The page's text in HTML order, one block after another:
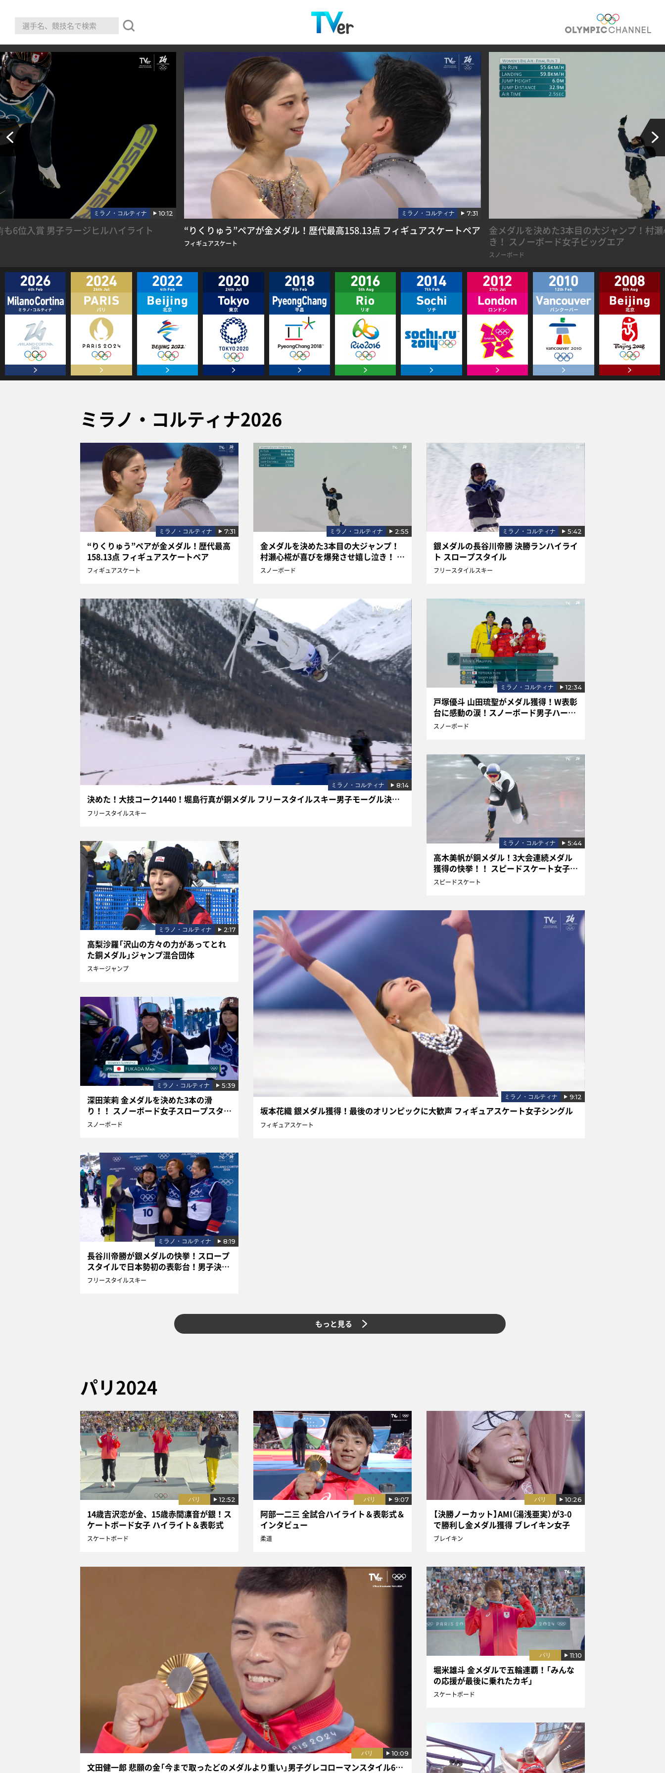
6位入賞 男子ラージヒルハイライト
ミラノ・コルティナ 10:12
“りくりゅう”ペアが金メダル！歴代最高158.13点 フィギュアスケートペア
フィギュアスケート
ミラノ・コルティナ 7:31
金メダルを決めた3本目の大ジャンプ！村
き！ スノーボード女子ビッグエア
スノーボード
ミラノ・コルティナ2026
“りくりゅう”ペアが金メダル！歴代最高
158.13点 フィギュアスケートペア
フィギュアスケート
ミラノ・コルティナ 7:31
金メダルを決めた3本目の大ジャンプ！
村瀬心椛が喜びを爆発させ嬉し泣き！ ス
ノーボード女子ビッグエア
スノーボード
ミラノ・コルティナ 2:55
銀メダルの長谷川帝勝 決勝ランハイライ
ト スロープスタイル
フリースタイルスキー
ミラノ・コルティナ 5:42
決めた！大技コーク1440！堀島行真が銅メダル フリースタイルスキー男子モーグル決勝ハイライト
フリースタイルスキー
ミラノ・コルティナ 8:14
戸塚優斗 山田琉聖がメダル獲得！W表彰
台に感動の涙！スノーボード男子ハーフ
パイプ決勝
スノーボード
ミラノ・コルティナ 12:34
高木美帆が銅メダル！3大会連続メダル
獲得の快挙！！ スピードスケート女子
1000m
スピードスケート
ミラノ・コルティナ 5:44
高梨沙羅「沢山の方々の力があってとれ
た銅メダル」ジャンプ混合団体
スキージャンプ
ミラノ・コルティナ 2:17
坂本花織 銀メダル獲得！最後のオリンピックに大歓声 フィギュアスケート女子シングル
フィギュアスケート
ミラノ・コルティナ 9:12
深田茉莉 金メダルを決めた3本の滑
り！！ スノーボード女子スロープスタイ
ル
スノーボード
ミラノ・コルティナ 5:39
長谷川帝勝が銀メダルの快挙！スロープ
スタイルで日本勢初の表彰台！男子決勝
ハイライト
フリースタイルスキー
ミラノ・コルティナ 8:19
もっと見る
パリ2024
14歳吉沢恋が金、15歳赤間凛音が銀！ス
ケートボード女子 ハイライト＆表彰式
スケートボード
パリ 12:52
阿部一二三 全試合ハイライト＆表彰式＆
インタビュー
柔道
パリ 9:07
【決勝ノーカット】AMI（湯浅亜実）が3-0
で勝利し金メダル獲得 ブレイキン女子
ブレイキン
パリ 10:26
文田健一郎 悲願の金「今まで取ったどのメダルより重い」男子グレコローマンスタイル60キロ級
パリ 10:09
堀米雄斗 金メダルで五輪連覇！「みんな
の応援が最後に乗れたカギ」
スケートボード
パリ 11:10